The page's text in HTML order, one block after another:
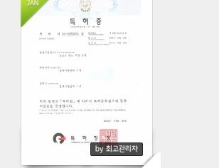
JAN
by 최고관리자
548